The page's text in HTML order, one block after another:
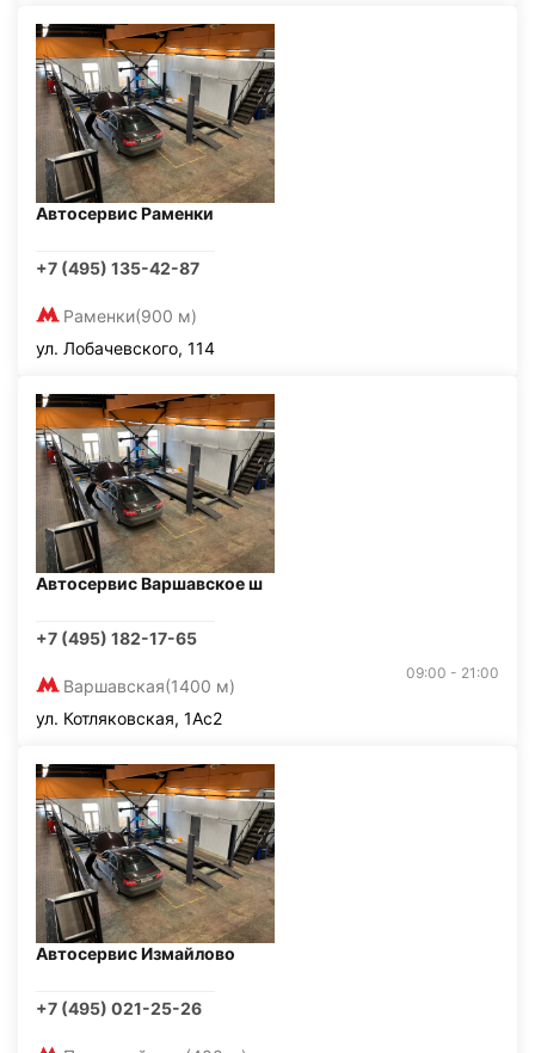
Автосервис Раменки
+7 (495) 135-42-87
Раменки(900 м)
ул. Лобачевского, 114
Автосервис Варшавское ш
+7 (495) 182-17-65
Варшавская(1400 м)
09:00 - 21:00
ул. Котляковская, 1Ас2
Автосервис Измайлово
+7 (495) 021-25-26